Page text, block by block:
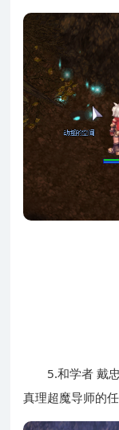
5.和学者 戴忠
真理超魔导师的任